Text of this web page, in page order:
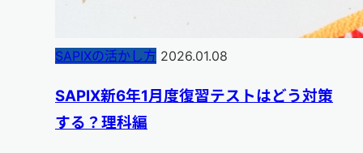
SAPIXの活かし方 2026.01.08
SAPIX新6年1月度復習テストはどう対策
する？理科編